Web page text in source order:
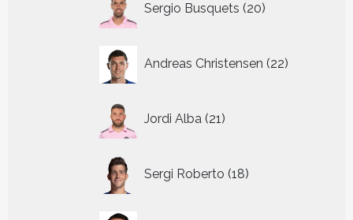
Sergio Busquets 20
producten
Andreas Christensen 22
producten
Jordi Alba 21
producten
Sergi Roberto 18
producten